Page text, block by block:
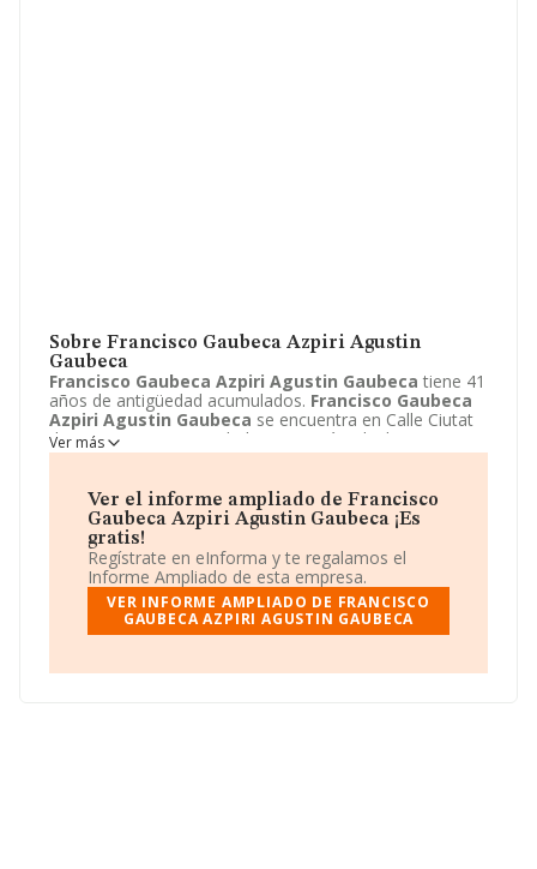
Sobre Francisco Gaubeca Azpiri Agustin
Gaubeca
Francisco Gaubeca Azpiri Agustin Gaubeca tiene 41
años de antigüedad acumulados. Francisco Gaubeca
Azpiri Agustin Gaubeca se encuentra en Calle Ciutat
de Berga, 15. Su actividad CNAE está incluida en 1812 -
Otras actividades de impresión y artes gráficas.
registrada como Comunidad de bienes.
Ver más
Ver el informe ampliado de Francisco
Gaubeca Azpiri Agustin Gaubeca ¡Es
gratis!
Regístrate en eInforma y te regalamos el
Informe Ampliado de esta empresa.
VER INFORME AMPLIADO DE FRANCISCO
GAUBECA AZPIRI AGUSTIN GAUBECA